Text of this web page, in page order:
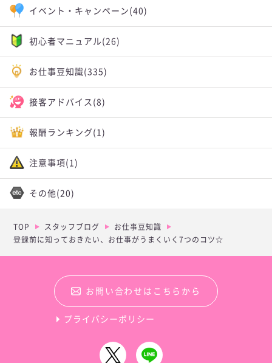
イベント・キャンペーン (40)
初心者マニュアル(26)
お仕事豆知識(335)
接客アドバイス (8)
報酬ランキング (1)
注意事項(1)
その他 (20)
TOP スタッフブログ
お仕事豆知識
登録前に知っておきたい、お仕事がうまくいく7つのコツ☆
お問い合わせはこちらから
プライバシーポリシー